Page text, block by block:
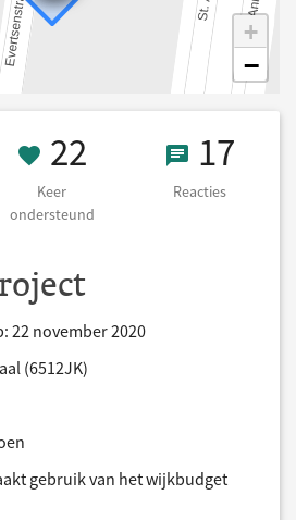
+
−
1
22 Keer
22
Keer
ondersteund
1717
Reacties
22 november 2020
(6512JK)
gebruik van het wijkbudget